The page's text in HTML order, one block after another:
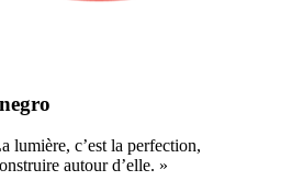
lumière, c’est la perfection,
autour d’elle. »